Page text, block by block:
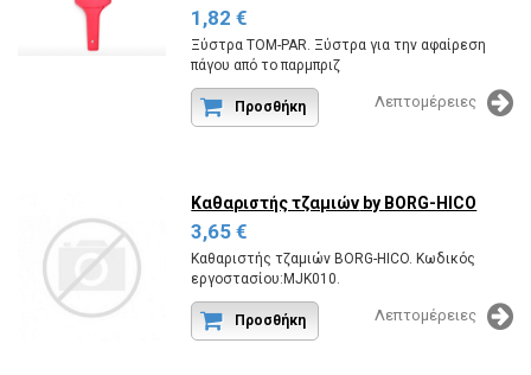
1,82 €
Ξύστρα TOM-PAR. Ξύστρα για την αφαίρεση
πάγου από το παρμπριζ
Κωδικός εργοστασίου:SCRAPER SMALL.
Προσθήκη
Λεπτομέρειες
Καθαριστής τζαμιών by BORG-HICO
3,65 €
Καθαριστής τζαμιών BORG-HICO. Κωδικός
εργοστασίου:MJK010.
Προσθήκη Λεπτομέρειες